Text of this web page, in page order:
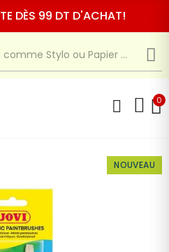
DÈS 99 DT D'ACHAT!
0
NOUVEAU